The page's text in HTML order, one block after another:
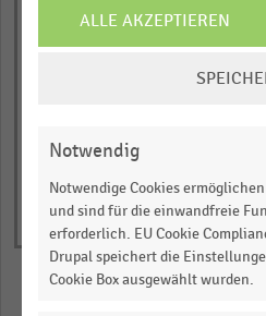
Markenwert
Millionen
US-
Dollar.
Range:
JETZT
ALLE AKZEPTIEREN
Notwendig
Notwendige Cookies
und sind für die einwandfreie
erforderlich. EU Cookie
Drupal speichert die
Cookie Box ausgewählt wurden.